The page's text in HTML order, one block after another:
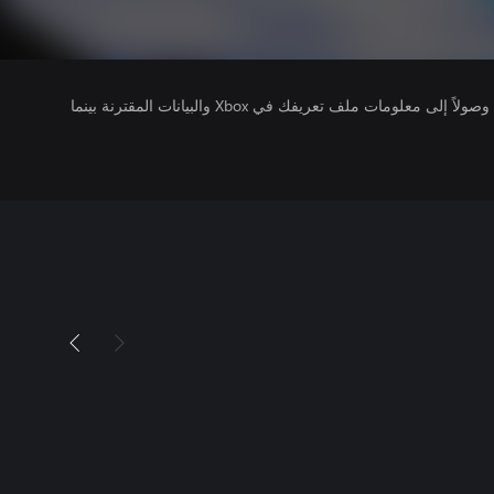
يتلقى ناشرو الألعاب التي تقوم بتشغيلها وصولاً إلى معلومات ملف تعريفك في Xbox والبيانات المقترنة بينما